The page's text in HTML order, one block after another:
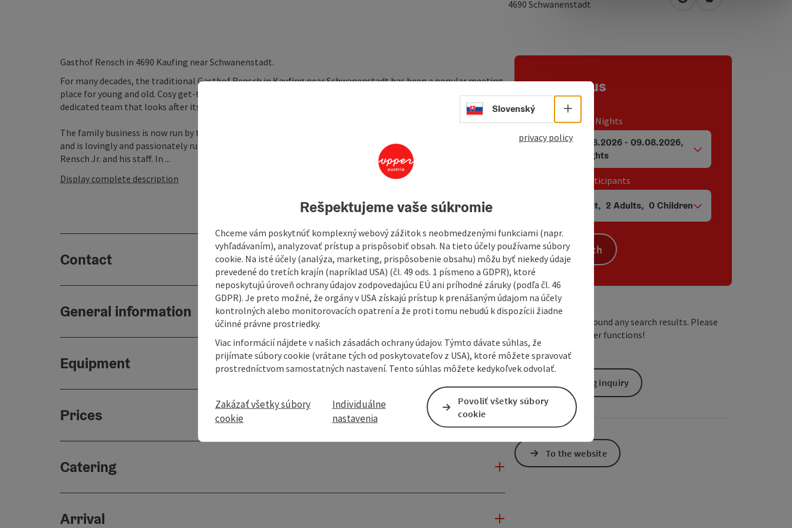
4690 Schwanenstadt open in Google Maps
Open in Apple
Gasthof Rensch in 4690 Kaufing near Schwanenstadt.
For many decades, the traditional Gasthof Rensch in Kaufing near Schwanenstadt has been a popular meeting
place for young and old. Cosy get-togethers in a relaxed and inviting atmosphere, excellent food and a
dedicated team that looks after its guests - a visit to Gasthof Rensch is well worth it!
The family business is now run by the 3rd generation. The inn is characterised by its special family friendliness
and is lovingly and passionately run. The well-being of its guests is particularly important to owner Walter
Rensch Jr. and his staff. In ...
Display complete description
Contact
General information
Equipment
Prices
Catering
Arrival
Contact us
Travel period / Nights
arrival and departure fields
07.08.2026- 09.08.2026,
Nights
Unit / Tour participants
Number of units and person fields
Unit, 2 Adults, 0 Children
Search
We have not found any search results. Please
adjust the filter functions!
non-binding inquiry
To the website
Select language - Open menu
Slovenský
privacy policy
Rešpektujeme vaše súkromie
Chceme vám poskytnúť komplexný webový zážitok s neobmedzenými funkciami (napr.
vyhľadávaním), analyzovať prístup a prispôsobiť obsah. Na tieto účely používame súbory
cookie. Na isté účely (analýza, marketing, prispôsobenie obsahu) môžu byť niekedy údaje
prevedené do tretích krajín (napríklad USA) (čl. 49 ods. 1 písmeno a GDPR), ktoré
neposkytujú úroveň ochrany údajov zodpovedajúcu EÚ ani príhodné záruky (podľa čl. 46
GDPR). Je preto možné, že orgány v USA získajú prístup k prenášaným údajom na účely
kontrolných alebo monitorovacích opatrení a že proti tomu nebudú k dispozícii žiadne
účinné právne prostriedky.
Viac informácií nájdete v našich zásadách ochrany údajov. Týmto dávate súhlas, že
prijímate súbory cookie (vrátane tých od poskytovateľov z USA), ktoré môžete spravovať
prostredníctvom samostatných nastavení. Tento súhlas môžete kedykoľvek odvolať.
Zakázať všetky súbory
cookie
Individuálne
nastavenia
Povoliť všetky súbory
cookie